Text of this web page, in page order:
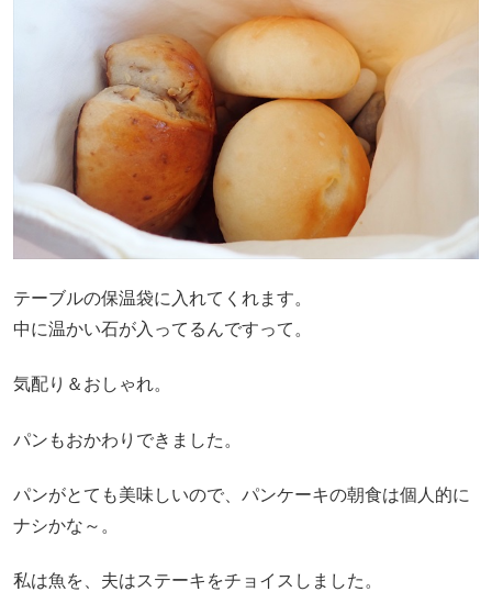
テーブルの保温袋に入れてくれます。
中に温かい石が入ってるんですって。
気配り＆おしゃれ。
パンもおかわりできました。
パンがとても美味しいので、パンケーキの朝食は個人的に
ナシかな～。
私は魚を、夫はステーキをチョイスしました。